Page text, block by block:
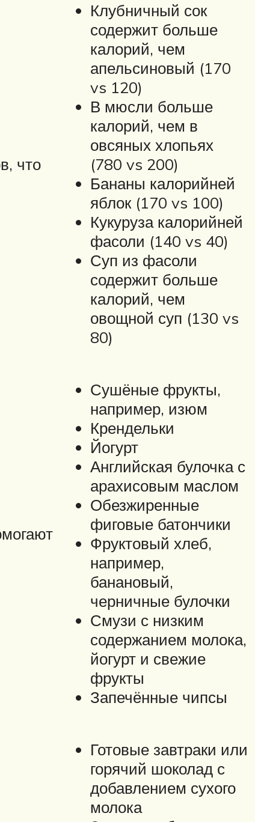
что
Клубничный сок
содержит больше
калорий, чем
апельсиновый (170
vs 120)
В мюсли больше
калорий, чем в
овсяных хлопьях
(780 vs 200)
Бананы калорийней
яблок (170 vs 100)
Кукуруза калорийней
фасоли (140 vs 40)
Суп из фасоли
содержит больше
калорий, чем
овощной суп (130 vs
80)
Сушёные фрукты,
например, изюм
Крендельки
Йогурт
Английская булочка с
арахисовым маслом
Обезжиренные
фиговые батончики
Фруктовый хлеб,
например,
банановый,
черничные булочки
Смузи с низким
содержанием молока,
йогурт и свежие
фрукты
Запечённые чипсы
Готовые завтраки или
горячий шоколад с
добавлением сухого
молока